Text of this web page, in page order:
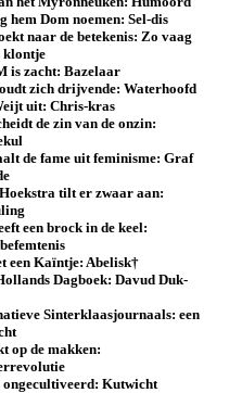
hem Dom noemen: Sel-dis
naar de betekenis: Zo vaag
klontje
is zacht: Bazelaar
zich drijvende: Waterhoofd
uit: Chris-kras
de zin van de onzin:
de fame uit feminisme: Graf
tilt er zwaar aan:
een brock in de keel:
een Kaïntje: Abelisk†
Dagboek: Davud Duk-
Sinterklaasjournaals: een
op de makken:
ongecultiveerd: Kutwicht